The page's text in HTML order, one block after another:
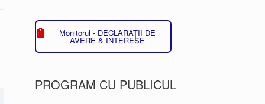
Monitorul - DECLARAȚII DE
AVERE & INTERESE
PROGRAM CU PUBLICUL